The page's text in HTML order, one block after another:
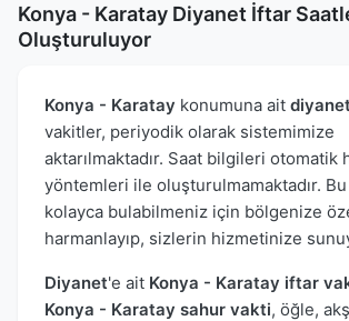
Konya - Karatay Diyanet İftar
Oluşturuluyor
Konya - Karatay konumuna ait diyanet
vakitler, periyodik olarak sistemimize
aktarılmaktadır. Saat bilgileri otomatik
yöntemleri ile oluşturulmamaktadır.
kolayca bulabilmeniz için bölgenize
harmanlayıp, sizlerin hizmetinize
Diyanet'e ait Konya - Karatay iftar
Konya - Karatay sahur vakti, öğle,